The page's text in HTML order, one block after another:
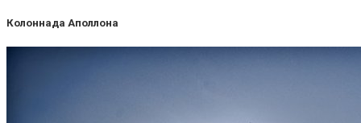
Колоннада Аполлона